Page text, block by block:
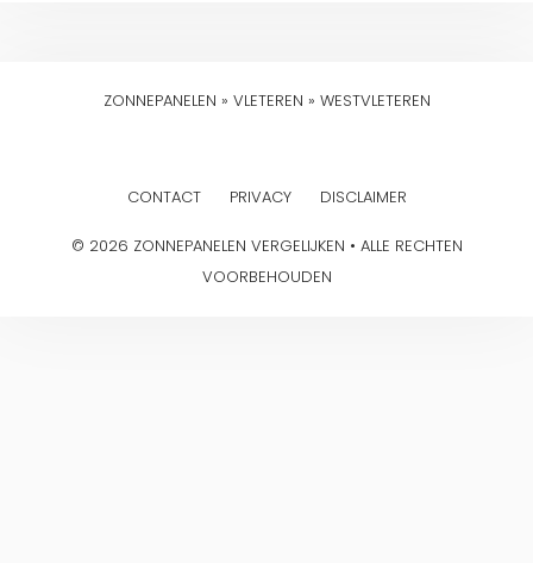
ZONNEPANELEN » VLETEREN » WESTVLETEREN
CONTACT PRIVACY DISCLAIMER
© 2026 ZONNEPANELEN VERGELIJKEN • ALLE RECHTEN
VOORBEHOUDEN